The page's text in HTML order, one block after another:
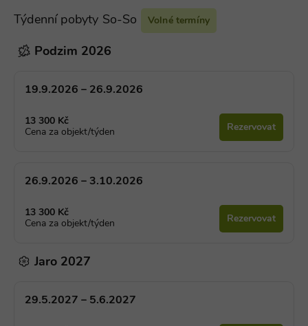
Týdenní pobyty So-So Volné termíny
Podzim 2026
19.9.2026 – 26.9.2026
13 300 Kč
Cena za objekt/týden
Rezervovat
26.9.2026 – 3.10.2026
13 300 Kč
Cena za objekt/týden
Rezervovat
Jaro 2027
29.5.2027 – 5.6.2027